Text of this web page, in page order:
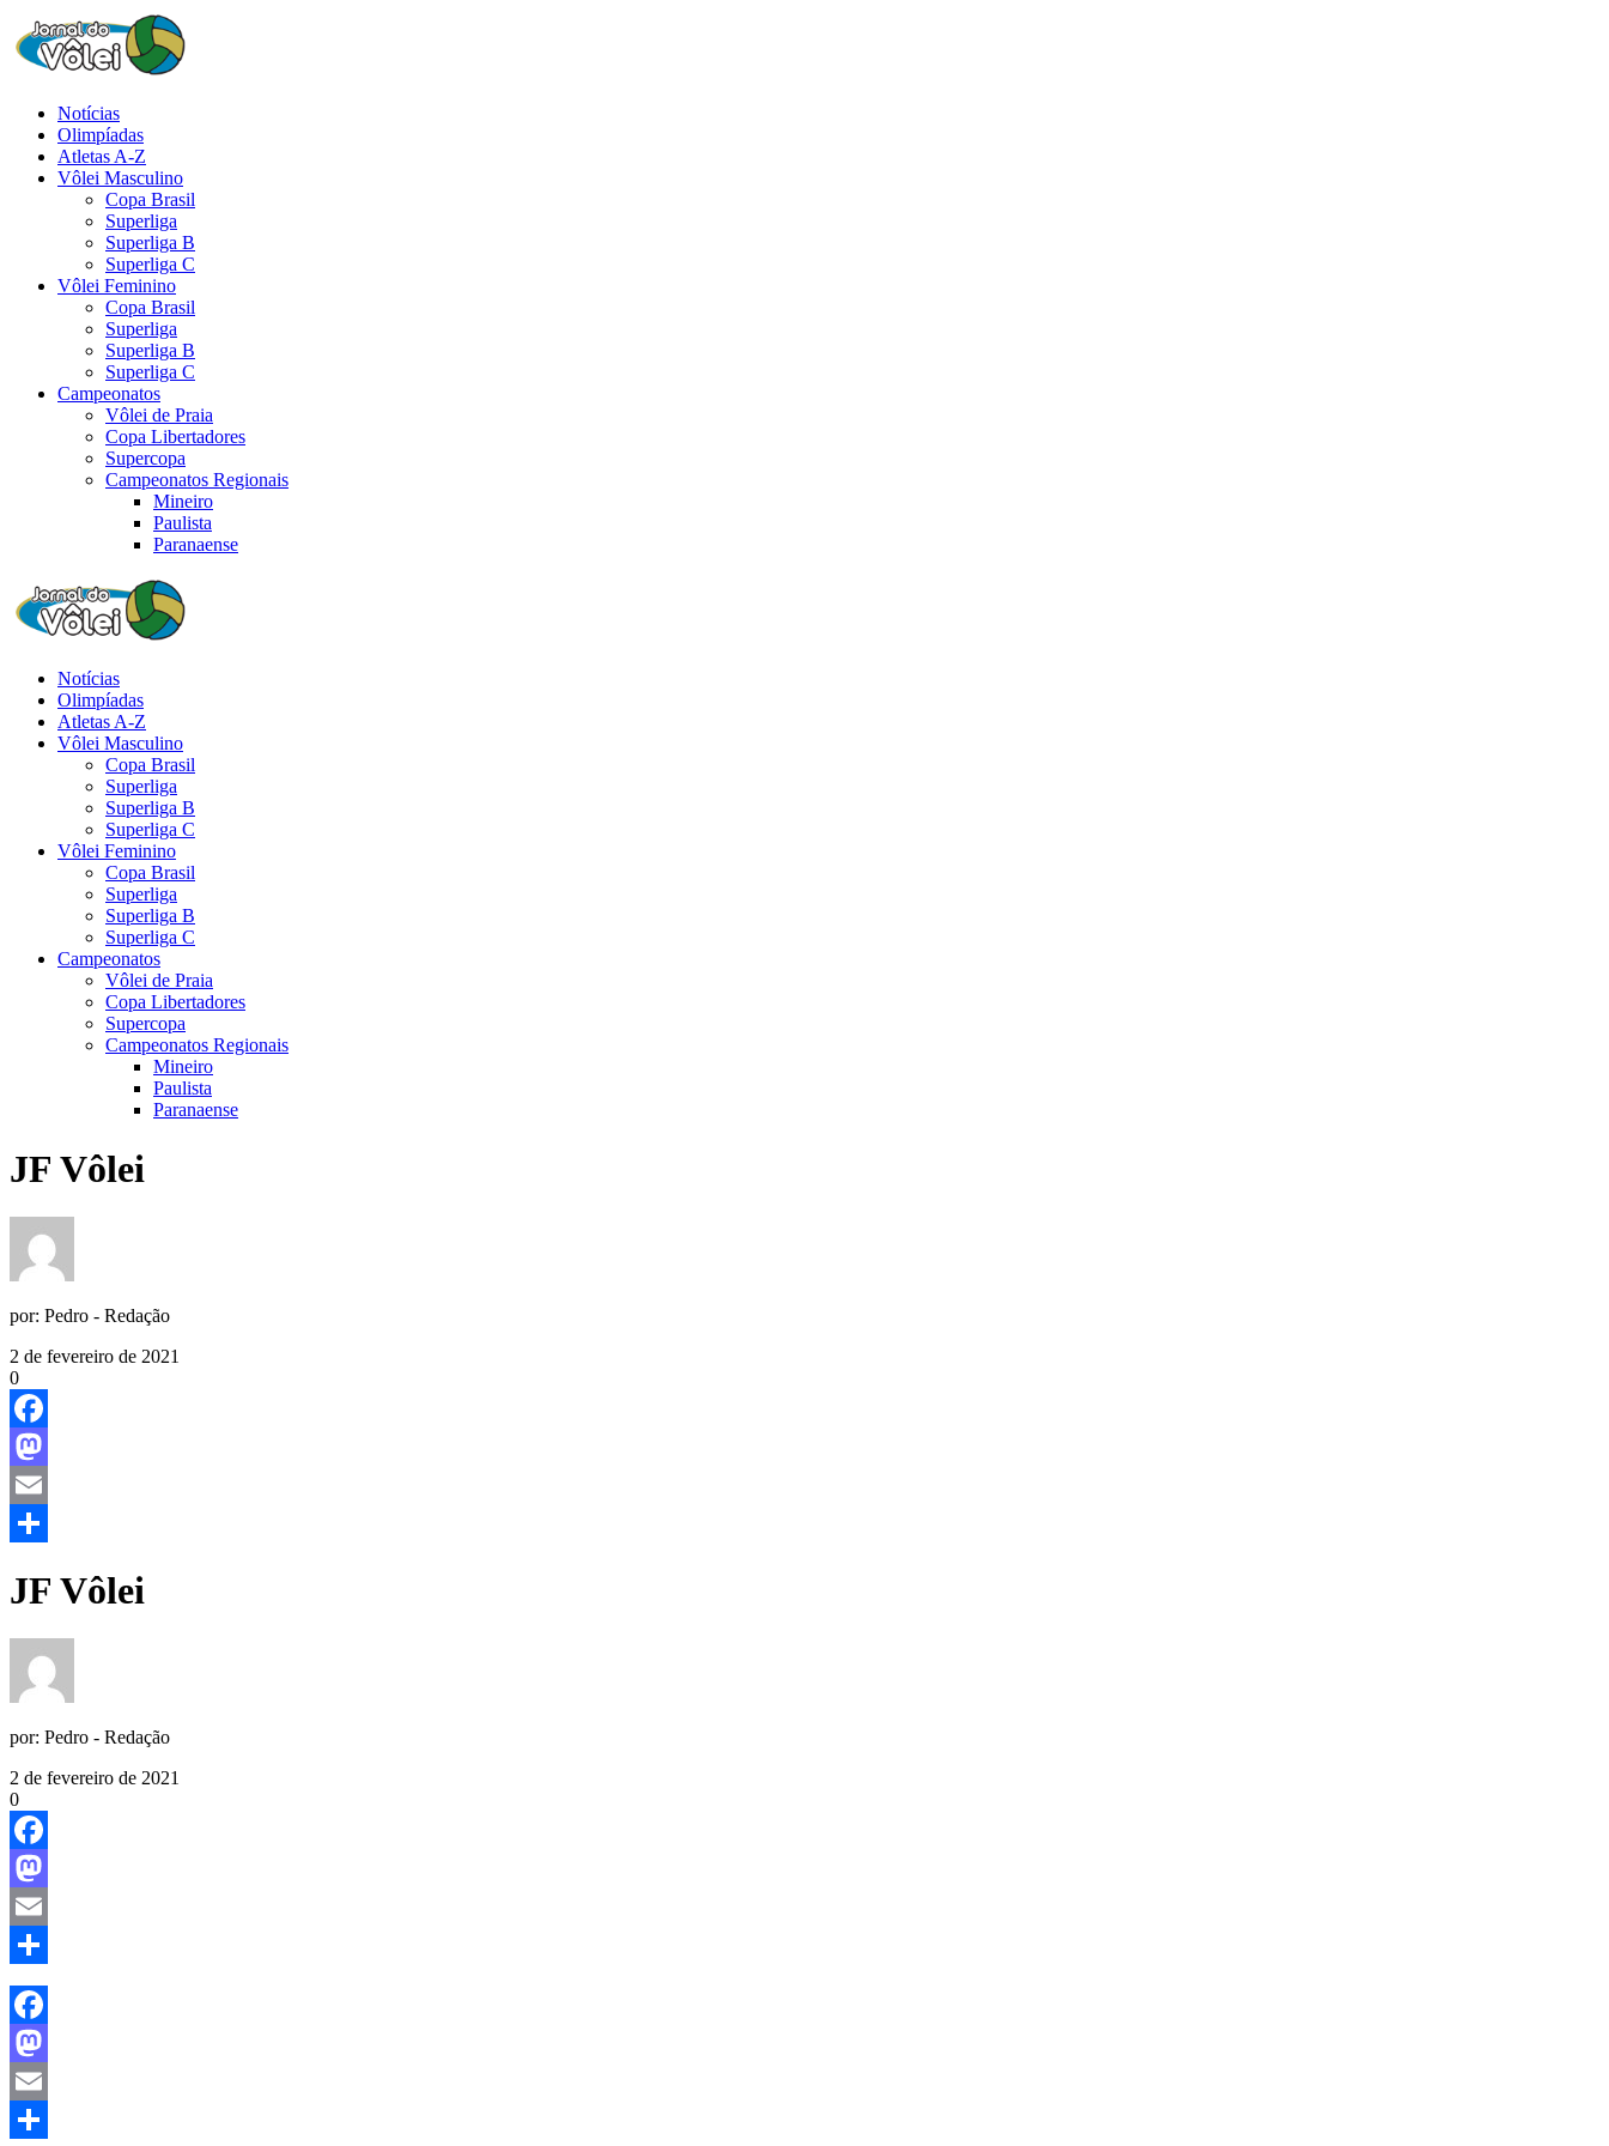
Notícias
Olimpíadas
Atletas A-Z
Vôlei Masculino
Copa Brasil
Superliga
Superliga B
Superliga C
Vôlei Feminino
Copa Brasil
Superliga
Superliga B
Superliga C
Campeonatos
Vôlei de Praia
Copa Libertadores
Supercopa
Campeonatos Regionais
Mineiro
Paulista
Paranaense
Notícias
Olimpíadas
Atletas A-Z
Vôlei Masculino
Copa Brasil
Superliga
Superliga B
Superliga C
Vôlei Feminino
Copa Brasil
Superliga
Superliga B
Superliga C
Campeonatos
Vôlei de Praia
Copa Libertadores
Supercopa
Campeonatos Regionais
Mineiro
Paulista
Paranaense
JF Vôlei
por: Pedro - Redação
2 de fevereiro de 2021
0
Facebook
Mastodon
Email
JF Vôlei
por: Pedro - Redação
2 de fevereiro de 2021
0
Facebook
Mastodon
Email
Share
Facebook
Mastodon
Email